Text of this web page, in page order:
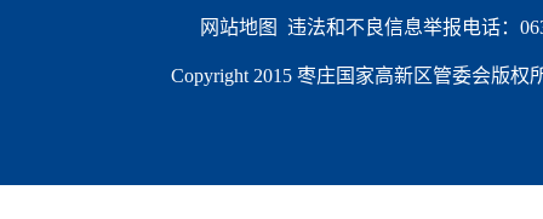
网站地图
违法和不良信息举报电话：
Copyright 2015 枣庄国家高新区管委会版权